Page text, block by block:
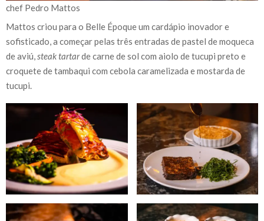
chef Pedro Mattos
Mattos criou para o Belle Époque um cardápio inovador e
sofisticado, a começar pelas três entradas de pastel de moqueca
de aviú,steak tartarde carne de sol com aiolo de tucupi preto e
croquete de tambaqui com cebola caramelizada e mostarda de
tucupi.